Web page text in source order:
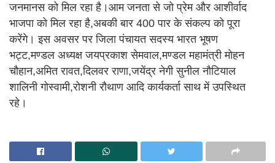
जनमानस को मिल रहा है।आम जनता से जो प्रेम और आशीर्वाद
भाजपा को मिल रहा है,अबकी बार 400 पार के संकल्प को पूरा
करेंगे। इस अवसर पर जिला पंचायत सदस्य भारत भूषण
भट्ट,मण्डल अध्यक्ष जयप्रकाश सेमवाल,मण्डल महामंत्री मोहन
चौहान,अमित रावत,दिलवर राणा,जयेंद्र नेगी सुनील नौटियाल
शालिनी गोस्वामी,रोशनी रौथाण आदि कार्यकर्ता साथ में उपस्थित
रहे।